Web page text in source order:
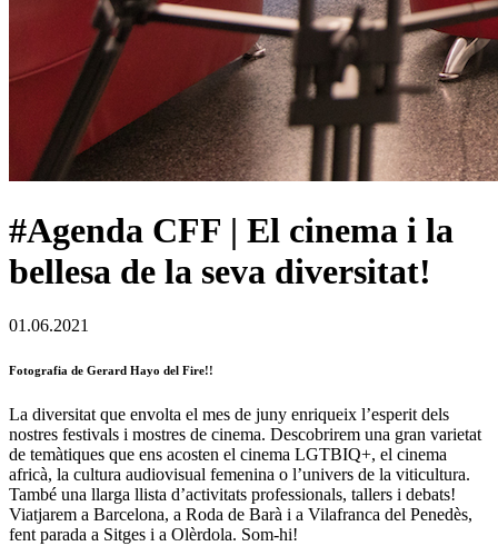
#Agenda CFF | El cinema i la
bellesa de la seva diversitat!
01.06.2021
Fotografia de Gerard Hayo del Fire!!
La diversitat que envolta el mes de juny enriqueix l’esperit dels
nostres festivals i mostres de cinema. Descobrirem una gran varietat
de temàtiques que ens acosten el cinema LGTBIQ+, el cinema
africà, la cultura audiovisual femenina o l’univers de la viticultura.
També una llarga llista d’activitats professionals, tallers i debats!
Viatjarem a Barcelona, a Roda de Barà i a Vilafranca del Penedès,
fent parada a Sitges i a Olèrdola. Som-hi!